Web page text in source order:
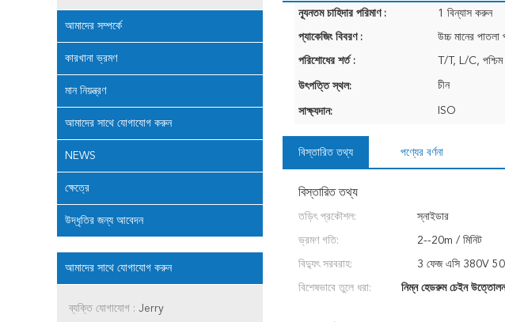
আমাদের সম্পর্কে
কারখানা ভ্রমণ
মান নিয়ন্ত্রণ
আমাদের সাথে যোগাযোগ করুন
NEWS
ক্ষেত্রে
উদ্ধৃতির জন্য আবেদন
আমাদের সাথে যোগাযোগ করুন
ব্যক্তি যোগাযোগ : Jerry
ন্যূনতম চাহিদার পরিমাণ : 1 বিন্যাস করুন
প্যাকেজিং বিবরণ : উচ্চ মানের পাতলা
পরিশোধের শর্ত : T/T, L/C,
উৎপত্তি স্থল: চীন
সাক্ষ্যদান: ISO
বিস্তারিত তথ্য পণ্যের বর্ণনা
বিস্তারিত তথ্য
তড়িৎ প্রকৌশল: স্নাইডার
ভ্রমণ গতি: 2--20m / মিনিট
বিদ্যুৎ সরবরাহ: 3 ফেজ এসি 380V
বিশেষভাবে তুলে ধরা: নিম্ন হেডরুম চেইন উত্তোলন